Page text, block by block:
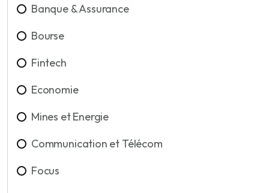
Banque & Assurance
Bourse
Fintech
Economie
Mines et Energie
Communication et Télécom
Focus